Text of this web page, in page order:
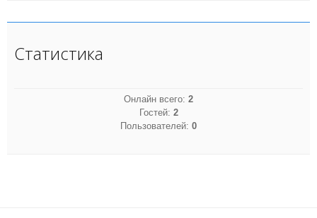
Статистика
Онлайн всего: 2
Гостей: 2
Пользователей: 0